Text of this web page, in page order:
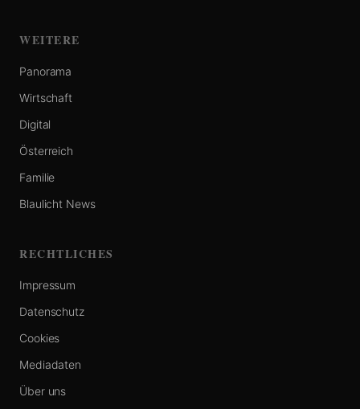
WEITERE
Panorama
Wirtschaft
Digital
Österreich
Familie
Blaulicht News
RECHTLICHES
Impressum
Datenschutz
Cookies
Mediadaten
Über uns